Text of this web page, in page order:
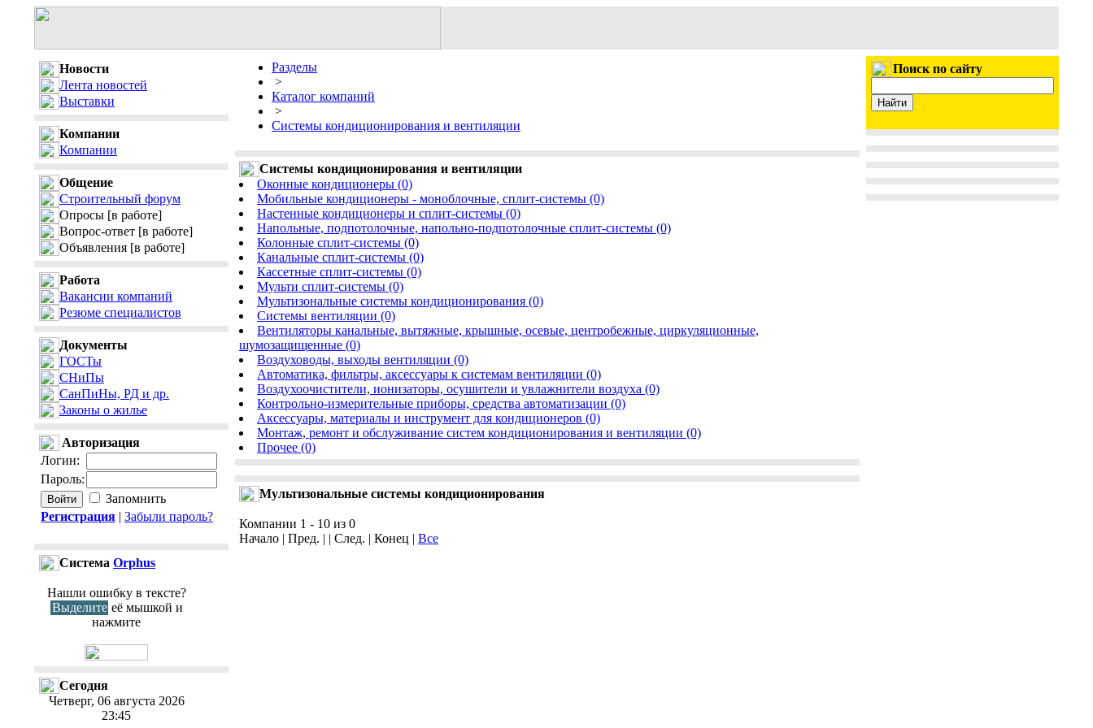
Новости
Лента новостей
Выставки
Компании
Компании
Общение
Строительный форум
Опросы [в работе]
Вопрос-ответ [в работе]
Объявления [в работе]
Работа
Вакансии компаний
Резюме специалистов
Документы
ГОСТы
СНиПы
СанПиНы, РД и др.
Законы о жилье
Авторизация
Логин:
Пароль:
Запомнить
Регистрация | Забыли пароль?
Cистема Orphus
Нашли ошибку в тексте?
Выделите её мышкой и
нажмите
Сегодня
Четверг, 06 августа 2026
23:45
Разделы
>
Каталог компаний
>
Системы кондиционирования и вентиляции
Системы кондиционирования и вентиляции
Оконные кондиционеры (0)
Мобильные кондиционеры - моноблочные, сплит-системы (0)
Настенные кондиционеры и сплит-системы (0)
Напольные, подпотолочные, напольно-подпотолочные сплит-системы (0)
Колонные сплит-системы (0)
Канальные сплит-системы (0)
Кассетные сплит-системы (0)
Мульти сплит-системы (0)
Мультизональные системы кондиционирования (0)
Системы вентиляции (0)
Вентиляторы канальные, вытяжные, крышные, осевые, центробежные, циркуляционные,
шумозащищенные (0)
Воздуховоды, выходы вентиляции (0)
Автоматика, фильтры, аксессуары к системам вентиляции (0)
Воздухоочистители, ионизаторы, осушители и увлажнители воздуха (0)
Контрольно-измерительные приборы, средства автоматизации (0)
Аксессуары, материалы и инструмент для кондиционеров (0)
Монтаж, ремонт и обслуживание систем кондиционирования и вентиляции (0)
Прочее (0)
Мультизональные системы кондиционирования
Компании 1 - 10 из 0
Начало | Пред. | | След. | Конец | Все
Поиск по сайту